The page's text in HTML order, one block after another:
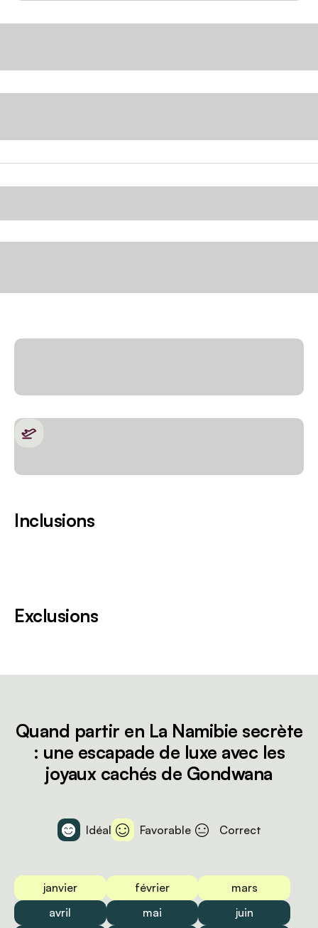
Inclusions
Exclusions
Quand partir en La Namibie secrète
: une escapade de luxe avec les
joyaux cachés de Gondwana
Idéal Favorable Correct
janvier février
mars
avril
mai
juin